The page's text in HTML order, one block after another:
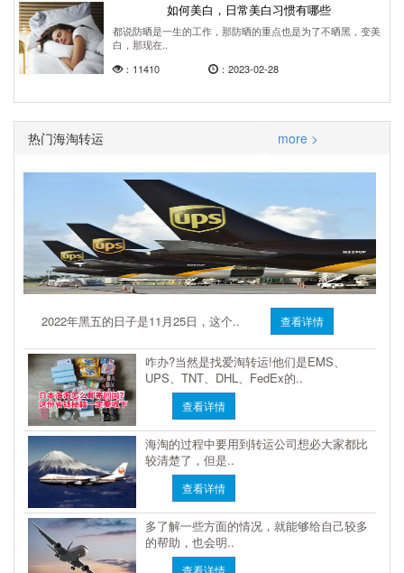
如何美白，日常美白习惯有哪些
都说防晒是一生的工作，那防晒的重点也是为了不晒黑，变美
白，那现在..
：11410
：2023-02-28
热门海淘转运 more >
2022年黑五的日子是11月25日，这个.. 查看详情
咋办?当然是找爱淘转运!他们是EMS、
UPS、TNT、DHL、FedEx的..
查看详情
海淘的过程中要用到转运公司想必大家都比
较清楚了，但是..
查看详情
多了解一些方面的情况，就能够给自己较多
的帮助，也会明..